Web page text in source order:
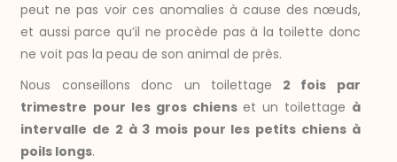
peut ne pas voir ces anomalies à cause des nœuds,
et aussi parce qu’il ne procède pas à la toilette donc
ne voit pas la peau de son animal de près.
Nous conseillons donc un toilettage 2 fois par
trimestre pour les gros chienset un toilettage à
intervalle de 2 à 3 mois pour les petits chiens à
poils longs.